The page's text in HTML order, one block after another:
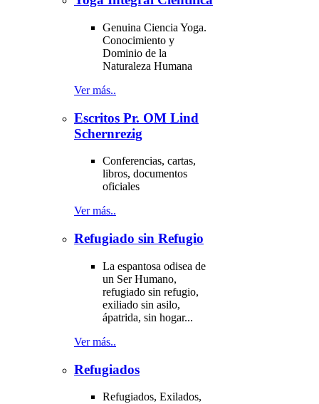
Genuina Ciencia Yoga.
Conocimiento y
Dominio de la
Naturaleza Humana
Ver más..
Escritos Pr. OM Lind
Schernrezig
Conferencias, cartas,
libros, documentos
oficiales
Ver más..
Refugiado sin Refugio
La espantosa odisea de
un Ser Humano,
refugiado sin refugio,
exiliado sin asilo,
ápatrida, sin hogar...
Ver más..
Refugiados
Refugiados, Exilados,